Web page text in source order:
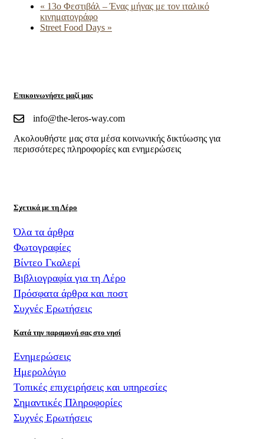
« 13ο Φεστιβάλ – Ένας μήνας με τον ιταλικό
κινηματογράφο
Street Food Days »
Επικοινωνήστε μαζί μας
info@the-leros-way.com
Aκολουθήστε μας στα μέσα κοινωνικής δικτύωσης για
περισσότερες πληροφορίες και ενημερώσεις
Σχετικά με τη Λέρο
Όλα τα άρθρα
Φωτογραφίες
Βίντεο Γκαλερί
Βιβλιογραφία για τη Λέρο
Πρόσφατα άρθρα και ποστ
Συχνές Ερωτήσεις
Κατά την παραμονή σας στο νησί
Ενημερώσεις
Ημερολόγιο
Τοπικές επιχειρήσεις και υπηρεσίες
Σημαντικές Πληροφορίες
Συχνές Ερωτήσεις